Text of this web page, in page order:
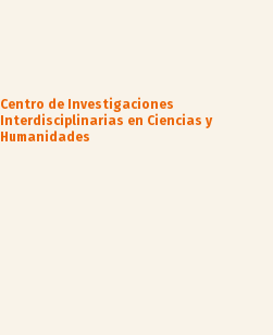
Centro de Investigaciones
Interdisciplinarias en Ciencias y
Humanidades